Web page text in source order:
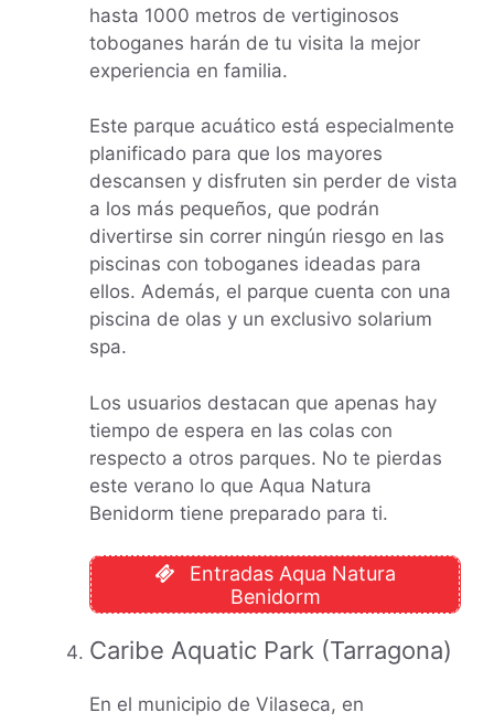
hasta 1000 metros de vertiginosos
toboganes harán de tu visita la mejor
experiencia en familia.
Este parque acuático está especialmente
planificado para que los mayores
descansen y disfruten sin perder de vista
a los más pequeños, que podrán
divertirse sin correr ningún riesgo en las
piscinas con toboganes ideadas para
ellos. Además, el parque cuenta con una
piscina de olas y un exclusivo solarium
spa.
Los usuarios destacan que apenas hay
tiempo de espera en las colas con
respecto a otros parques. No te pierdas
este verano lo que Aqua Natura
Benidorm tiene preparado para ti.
Entradas Aqua Natura
Benidorm
Caribe Aquatic Park (Tarragona)
En el municipio de Vilaseca, en